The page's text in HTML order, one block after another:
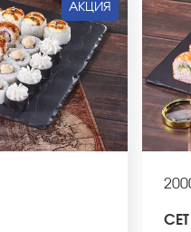
АКЦИЯ